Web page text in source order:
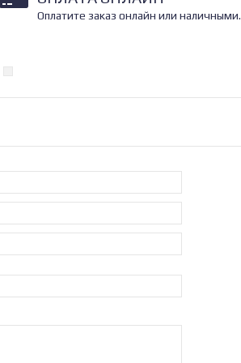
Оплатите заказ онлайн или наличными.